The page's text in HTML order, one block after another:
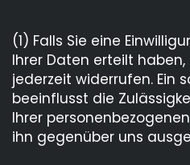
(1) Falls Sie eine
Ihrer Daten erteilt haben,
jederzeit widerrufen. Ein
beeinflusst die
Ihrer
ihn gegenüber uns